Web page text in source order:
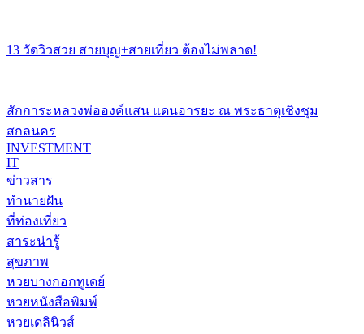
13 วัดวิวสวย สายบุญ+สายเที่ยว ต้องไม่พลาด!
สักการะหลวงพ่อองค์แสน แดนอารยะ ณ พระธาตุเชิงชุม
สกลนคร
INVESTMENT
IT
ข่าวสาร
ทำนายฝัน
ที่ท่องเที่ยว
สาระน่ารู้
สุขภาพ
หวยบางกอกทูเดย์
หวยหนังสือพิมพ์
หวยเดลินิวส์